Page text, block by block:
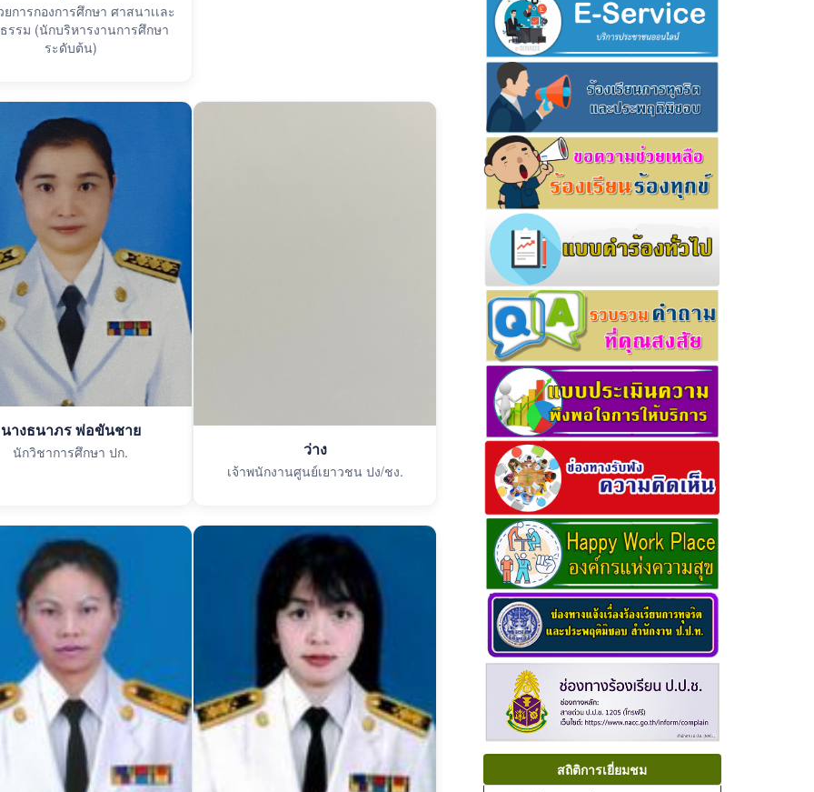
การกองการศึกษา ศาสนาเเละ
รม (นักบริหารงานการศึกษา
ระดับต้น)
นางธนาภร พ่อขันชาย
นักวิชาการศึกษา ปก. ว่าง
เจ้าพนักงานศูนย์เยาวชน ปง/ชง.
สถิติการเยี่ยมชม